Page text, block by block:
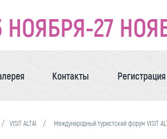
НОЯБРЯ-27
Контакты Регистрация
VISIT ALTAI Международный туристский форум VISIT